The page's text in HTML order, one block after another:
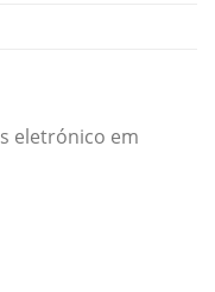
eletrónico em